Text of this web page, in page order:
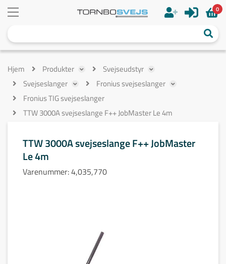
0
Hjem Produkter
Svejseudstyr
Svejseslanger
Fronius svejseslanger
Fronius TIG svejseslanger
TTW 3000A svejseslange F++ JobMaster Le 4m
TTW 3000A svejseslange F++ JobMaster
Le 4m
Varenummer:4,035,770